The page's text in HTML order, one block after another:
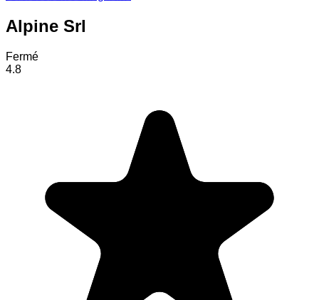
Alpine Srl
Fermé
4.8